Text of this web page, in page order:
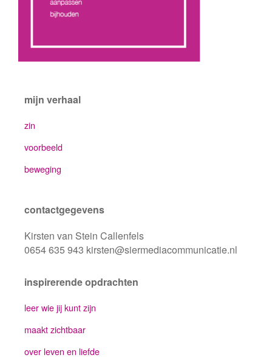
mijn verhaal
zin
voorbeeld
beweging
contactgegevens
Kirsten van Stein Callenfels
0654 635 943 kirsten@siermediacommunicatie.nl
inspirerende opdrachten
leer wie jij kunt zijn
maakt zichtbaar
over leven en liefde